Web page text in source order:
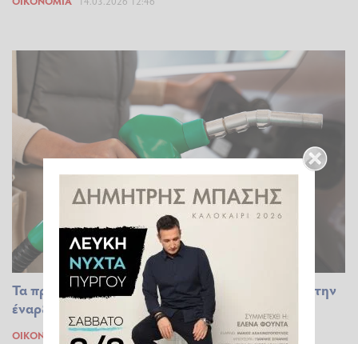
Τα πρώτα πρόστιμα σε πρατήρια καυσίμων από την
έναρξη του πολέμου στη Μέση Ανατολή
ΟΙΚΟΝΟΜΊΑ 04.03.2026 19:35